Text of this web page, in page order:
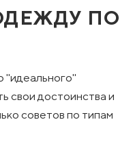
ПО
"идеального"
свои достоинства и
советов по типам